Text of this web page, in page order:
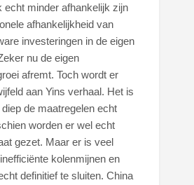
echt minder afhankelijk zijn
afhankelijkheid van
investeringen in de eigen
nu de eigen
afremt. Toch wordt er
aan Yins verhaal. Het is
de maatregelen echt
worden er wel echt
gezet. Maar er is veel
kolenmijnen en
definitief te sluiten. China